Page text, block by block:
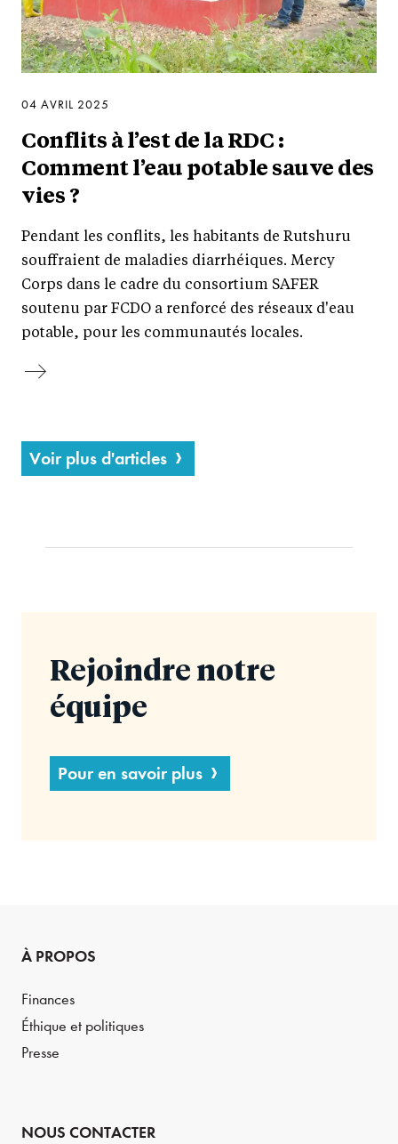
04 AVRIL 2025
Conflits à l’est de la RDC :
Comment l’eau potable sauve des
vies ?
Pendant les conflits, les habitants de Rutshuru
souffraient de maladies diarrhéiques. Mercy
Corps dans le cadre du consortium SAFER
soutenu par FCDO a renforcé des réseaux d'eau
potable, pour les communautés locales.
Voir plus d'articles
Rejoindre notre
équipe
Pour en savoir plus
À PROPOS
Finances
Éthique et politiques
Presse
NOUS CONTACTER